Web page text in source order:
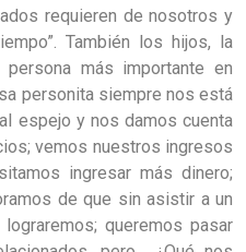
requieren de nosotros y
También los hijos, la
más importante en
personita siempre nos está
espejo y nos damos cuenta
vemos nuestros ingresos
ingresar más dinero;
de que sin asistir a un
queremos pasar